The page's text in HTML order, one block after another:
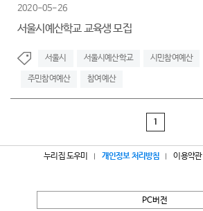
2020-05-26
서울시예산학교 교육생 모집
서울시 서울시예산학교 시민참여예산
주민참여예산 참여예산
1
누리집 도우미 개인정보 처리방침 이용약관
PC버전